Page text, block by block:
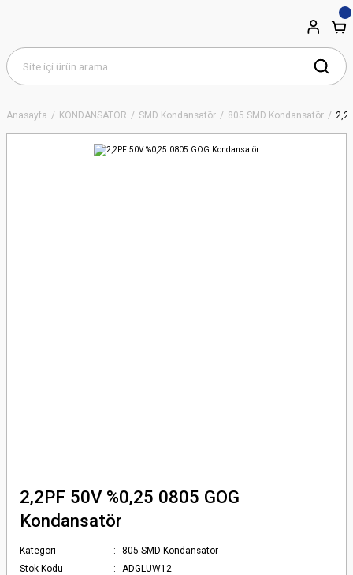
Anasayfa KONDANSATÖR SMD Kondansatör 805 SMD Kondansatör
2,2PF 50V %0,25 0805 GOG
Kondansatör
Kategori
805 SMD Kondansatör
Stok Kodu
ADGLUW12